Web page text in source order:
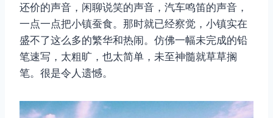
还价的声音，闲聊说笑的声音，汽车鸣笛的声音，
一点一点把小镇蚕食。那时就已经察觉，小镇实在
盛不了这么多的繁华和热闹。仿佛一幅未完成的铅
笔速写，太粗旷，也太简单，未至神髓就草草搁
笔。很是令人遗憾。